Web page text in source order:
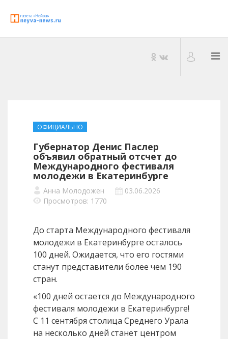
ОФИЦИАЛЬНО
Губернатор Денис Паслер
объявил обратный отсчет до
Международного фестиваля
молодежи в Екатеринбурге
Анна Молодожен
03.06.2026
Просмотров: 1770
До старта Международного фестиваля
молодежи в Екатеринбурге осталось
100 дней. Ожидается, что его гостями
станут представители более чем 190
стран.
«100 дней остается до Международного
фестиваля молодежи в Екатеринбурге!
С 11 сентября столица Среднего Урала
на несколько дней станет центром